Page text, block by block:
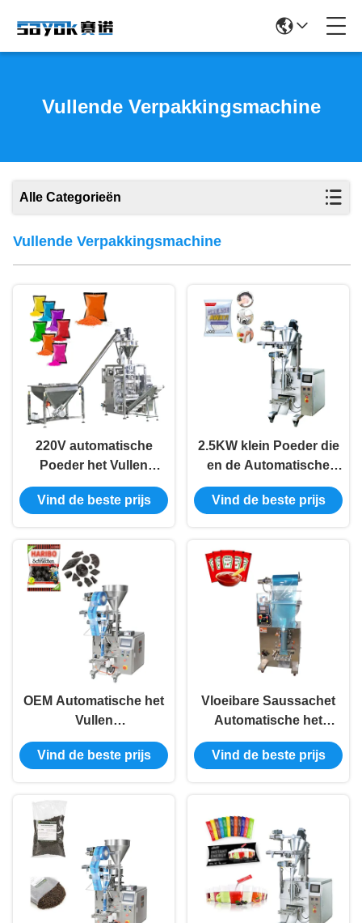
Vullende Verpakkingsmachine
Alle Categorieën
Vullende Verpakkingsmachine
220V automatische
Poeder het Vullen
Intelligente
Verpakkingsmachine
Vind de beste prijs
2.5KW klein Poeder die
en de Automatische
Multifunctie van de
Verpakkingsmachine
Vind de beste prijs
OEM Automatische het
Vullen
Verpakkingsmachine
380V Sugar Sachet
Vind de beste prijs
Vloeibare Saussachet
Automatische het
Vullen Gedreven
Mechanisch van de
Vind de beste prijs